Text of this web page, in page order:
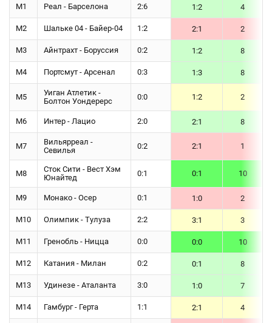
М1 Реал - Барселона 2:6 1:2 4
М2 Шальке 04 - Байер-04 1:2 2:1 2
М3 Айнтрахт - Боруссия 0:2 1:2 8
М4 Портсмут - Арсенал 0:3 1:3 8
М5
Уиган Атлетик -
Болтон Уондерерс
0:0 1:2 2
М6 Интер - Лацио 2:0 2:1 8
М7
Вильярреал -
Севилья
0:2 2:1 1
М8
Сток Сити - Вест Хэм
Юнайтед
0:1 0:1 10
М9 Монако - Осер 0:1 1:0 2
М10 Олимпик - Тулуза 2:2 3:1 3
М11 Гренобль - Ницца 0:0 0:0 10
М12 Катания - Милан 0:2 0:1 8
М13 Удинезе - Аталанта 3:0 1:0 7
М14 Гамбург - Герта 1:1 2:1 4